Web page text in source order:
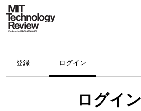
登録 ログイン
ログイン